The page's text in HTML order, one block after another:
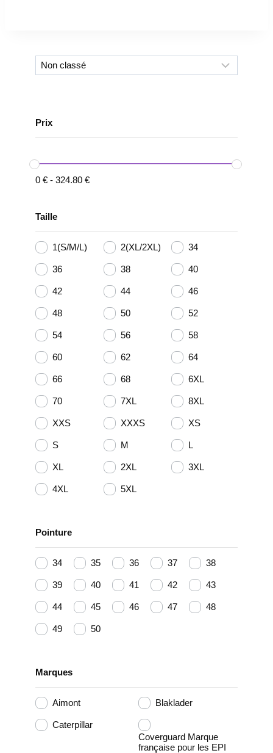
Prix
0 € - 324.80 €
Taille
1(S/M/L) 2(XL/2XL) 34
36 38 40
42 44 46
48 50 52
54 56 58
60 62 64
66 68 6XL
70 7XL 8XL
XXS XXXS XS
S M L
XL 2XL 3XL
4XL 5XL
Pointure
34 35 36 37 38
39 40 41 42 43
44 45 46 47 48
49 50
Marques
Aimont Blaklader
Caterpillar
Coverguard Marque
française pour les EPI